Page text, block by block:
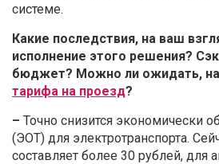
системе.
Какие последствия, на ваш
исполнение этого решения?
бюджет? Можно ли ожидать,
тарифа на проезд?
– Точно снизится экономически
(ЭОТ) для электротранспорта.
составляет более 30 рублей, для